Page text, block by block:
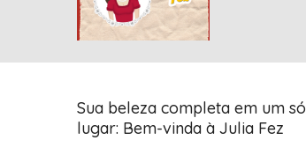
Sua beleza completa em um só
lugar: Bem-vinda à Julia Fez